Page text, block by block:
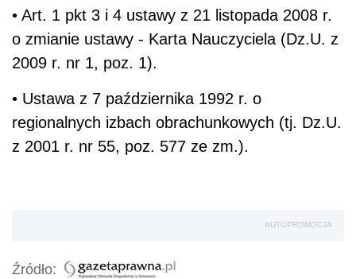
• Art. 1 pkt 3 i 4 ustawy z 21 listopada 2008 r.
o zmianie ustawy - Karta Nauczyciela (Dz.U. z
2009 r. nr 1, poz. 1).
• Ustawa z 7 października 1992 r. o
regionalnych izbach obrachunkowych (tj. Dz.U.
z 2001 r. nr 55, poz. 577 ze zm.).
AUTOPROMOCJA
Źródło: